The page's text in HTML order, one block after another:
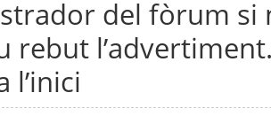
del fòrum
rebut
l’inici